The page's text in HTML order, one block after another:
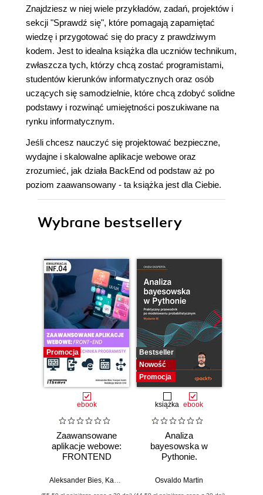
Znajdziesz w niej wiele przykładów, zadań, projektów i
sekcji "Sprawdź się", które pomagają zapamiętać
wiedzę i przygotować się do pracy z prawdziwym
kodem. Jest to idealna książka dla uczniów technikum,
zwłaszcza tych, którzy chcą zostać programistami,
studentów kierunków informatycznych oraz osób
uczących się samodzielnie, które chcą zdobyć solidne
podstawy i rozwinąć umiejętności poszukiwane na
rynku informatycznym.
Jeśli chcesz nauczyć się projektować bezpieczne,
wydajne i skalowalne aplikacje webowe oraz
zrozumieć, jak działa BackEnd od podstaw aż po
poziom zaawansowany - ta książka jest dla Ciebie.
Wybrane bestsellery
Promocja
ebook
Zaawansowane
aplikacje webowe:
FRONTEND
Aleksander Bies, Kacper Kaim
Bestseller
Nowość
Promocja
książka ebook
Analiza
bayesowska w
Pythonie.
przewodnik po
Osvaldo Martin